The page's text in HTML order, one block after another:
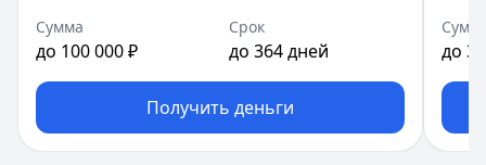
Сумма
до 100 000 ₽
Срок
до 364 дней
Получить деньги
до